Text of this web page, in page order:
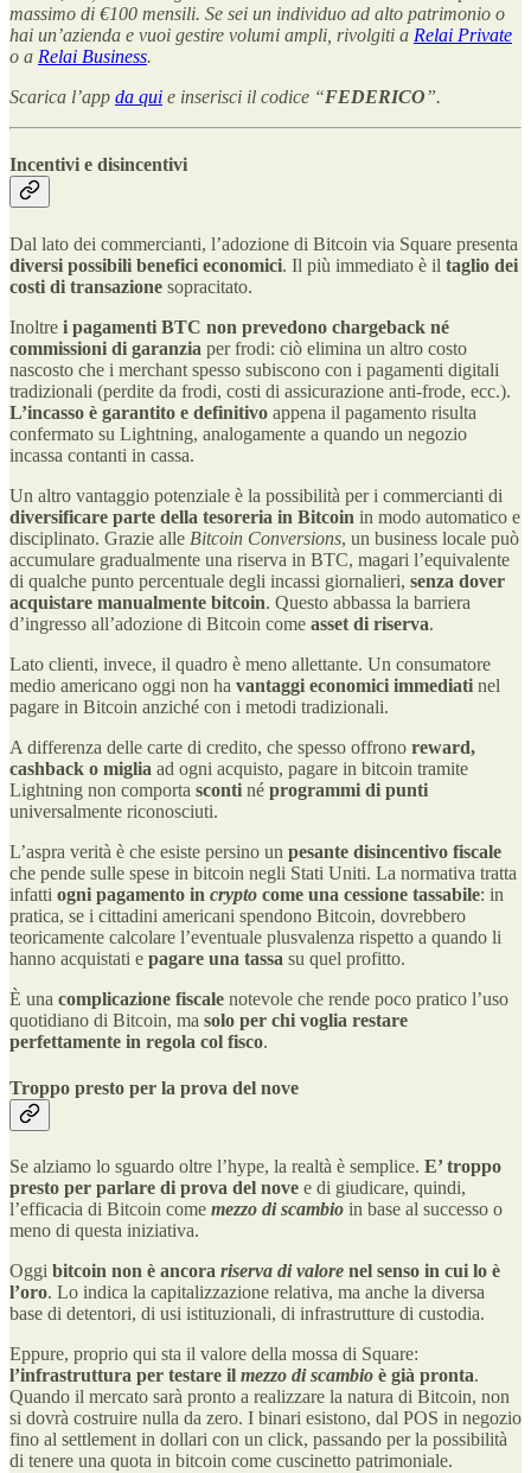
massimo di €100 mensili. Se sei un individuo ad alto patrimonio o
hai un’azienda e vuoi gestire volumi ampli, rivolgiti a Relai Private
o a Relai Business.
Scarica l’app da qui e inserisci il codice “FEDERICO”.
Incentivi e disincentivi
Dal lato dei commercianti, l’adozione di Bitcoin via Square presenta
diversi possibili benefici economici. Il più immediato è il taglio dei
costi di transazione sopracitato.
Inoltre i pagamenti BTC non prevedono chargeback né
commissioni di garanzia per frodi: ciò elimina un altro costo
nascosto che i merchant spesso subiscono con i pagamenti digitali
tradizionali (perdite da frodi, costi di assicurazione anti-frode, ecc.).
L’incasso è garantito e definitivo appena il pagamento risulta
confermato su Lightning, analogamente a quando un negozio
incassa contanti in cassa.
Un altro vantaggio potenziale è la possibilità per i commercianti di
diversificare parte della tesoreria in Bitcoin in modo automatico e
disciplinato. Grazie alle Bitcoin Conversions, un business locale può
accumulare gradualmente una riserva in BTC, magari l’equivalente
di qualche punto percentuale degli incassi giornalieri, senza dover
acquistare manualmente bitcoin. Questo abbassa la barriera
d’ingresso all’adozione di Bitcoin come asset di riserva.
Lato clienti, invece, il quadro è meno allettante. Un consumatore
medio americano oggi non ha vantaggi economici immediati nel
pagare in Bitcoin anziché con i metodi tradizionali.
A differenza delle carte di credito, che spesso offrono reward,
cashback o miglia ad ogni acquisto, pagare in bitcoin tramite
Lightning non comporta sconti né programmi di punti
universalmente riconosciuti.
L’aspra verità è che esiste persino un pesante disincentivo fiscale
che pende sulle spese in bitcoin negli Stati Uniti. La normativa tratta
infatti ogni pagamento in crypto come una cessione tassabile: in
pratica, se i cittadini americani spendono Bitcoin, dovrebbero
teoricamente calcolare l’eventuale plusvalenza rispetto a quando li
hanno acquistati e pagare una tassa su quel profitto.
È una complicazione fiscale notevole che rende poco pratico l’uso
quotidiano di Bitcoin, ma solo per chi voglia restare
perfettamente in regola col fisco.
Troppo presto per la prova del nove
Se alziamo lo sguardo oltre l’hype, la realtà è semplice. E’ troppo
presto per parlare di prova del nove e di giudicare, quindi,
l’efficacia di Bitcoin come mezzo di scambio in base al successo o
meno di questa iniziativa.
Oggi bitcoin non è ancora riserva di valore nel senso in cui lo è
l’oro. Lo indica la capitalizzazione relativa, ma anche la diversa
base di detentori, di usi istituzionali, di infrastrutture di custodia.
Eppure, proprio qui sta il valore della mossa di Square:
l’infrastruttura per testare il mezzo di scambio è già pronta.
Quando il mercato sarà pronto a realizzare la natura di Bitcoin, non
si dovrà costruire nulla da zero. I binari esistono, dal POS in negozio
fino al settlement in dollari con un click, passando per la possibilità
di tenere una quota in bitcoin come cuscinetto patrimoniale.